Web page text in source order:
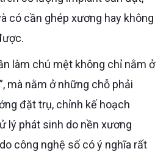
có cần ghép xương hay không
mà nằm ở những chỗ phải
đặt trụ, chỉnh kế hoạch
lý phát sinh do nền xương
công nghệ số có ý nghĩa rất